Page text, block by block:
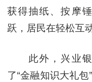
获得抽纸、按摩
跃，居民在轻松互
此外，兴业银
了“金融知识大礼